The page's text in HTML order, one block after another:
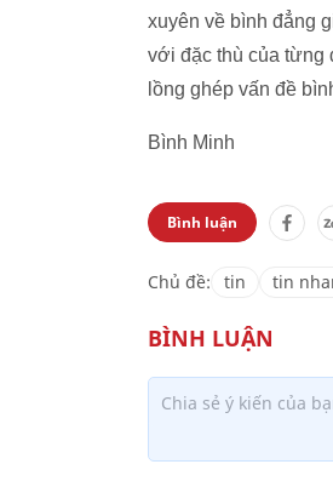
xuyên về bình đẳng
với đặc thù của từng
lồng ghép vấn đề
Bình Minh
Bình luận
Chủ đề: tin tin